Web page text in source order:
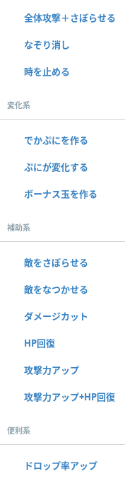
全体攻撃＋さぼらせる
なぞり消し
時を止める
変化系
でかぷにを作る
ぷにが変化する
ボーナス玉を作る
補助系
敵をさぼらせる
敵をなつかせる
ダメージカット
HP回復
攻撃力アップ
攻撃力アップ+HP回復
便利系
ドロップ率アップ